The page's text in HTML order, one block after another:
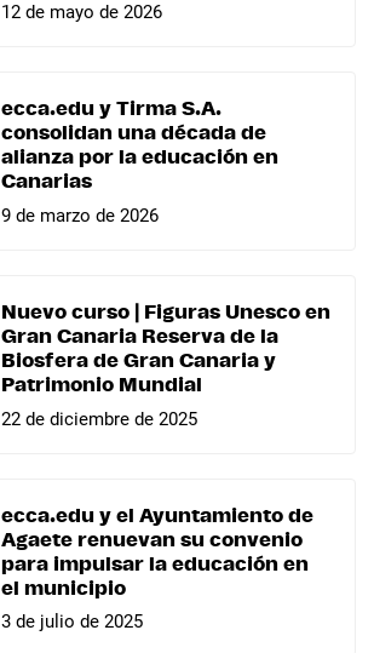
12 de mayo de 2026
ecca.edu y Tirma S.A.
consolidan una década de
alianza por la educación en
Canarias
9 de marzo de 2026
Nuevo curso | Figuras Unesco en
Gran Canaria Reserva de la
Biosfera de Gran Canaria y
Patrimonio Mundial
22 de diciembre de 2025
ecca.edu y el Ayuntamiento de
Agaete renuevan su convenio
para impulsar la educación en
el municipio
3 de julio de 2025